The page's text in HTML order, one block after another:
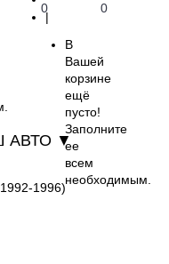
|
0
В
Вашей
корзине
ещё
пусто!
Заполните
ее
всем
необходимым.
0
АВТО ▼
1996)